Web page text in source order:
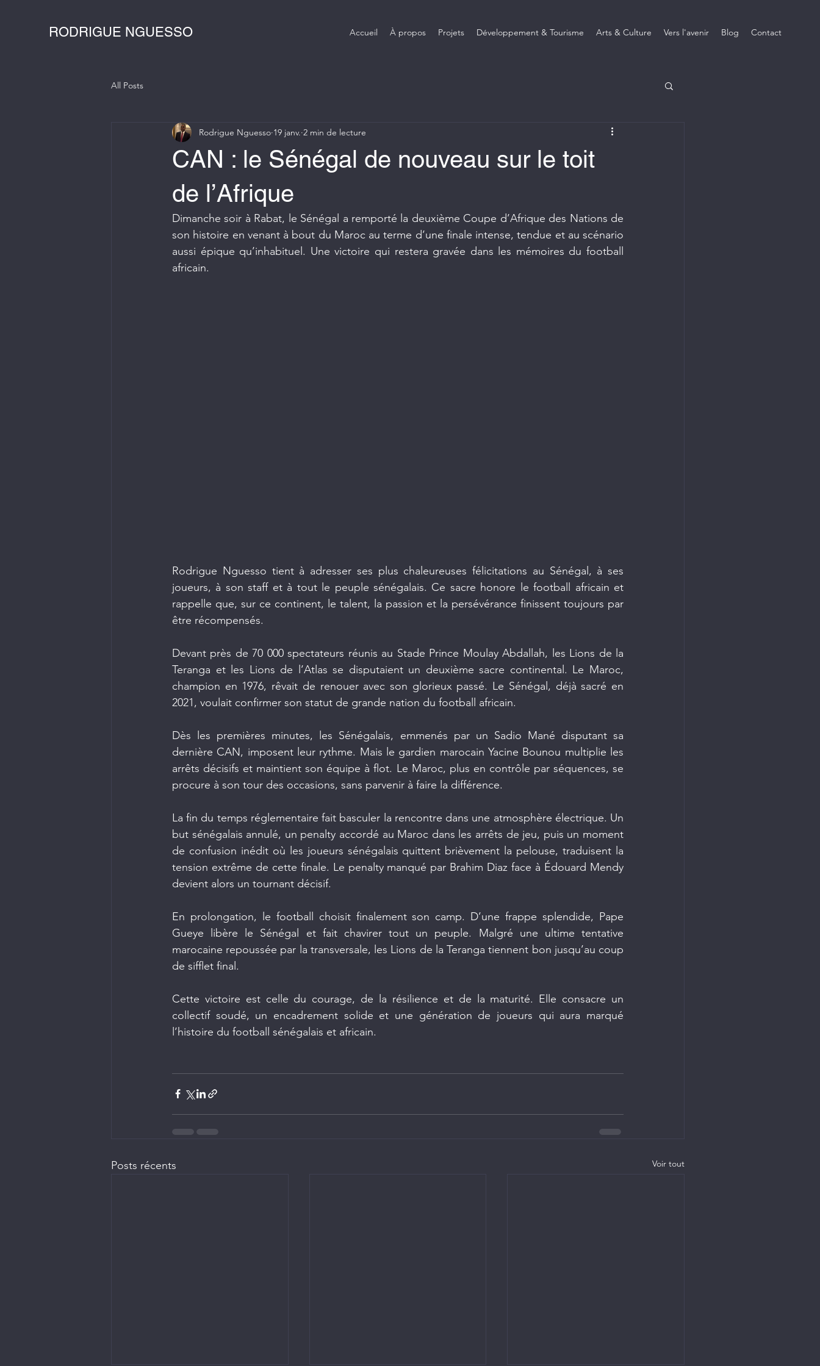
RODRIGUE NGUESSO Accueil À propos Projets Développement & Tourisme Arts & Culture Vers l'avenir Blog Contact
All Posts
CAN : le Sénégal de nouveau sur le toit
de l’Afrique
Rodrigue Nguesso 19 janv. 2 min de lecture
Dimanche soir à Rabat, le Sénégal a remporté la deuxième Coupe d’Afrique des Nations de
son histoire en venant à bout du Maroc au terme d’une finale intense, tendue et au scénario
aussi épique qu’inhabituel. Une victoire qui restera gravée dans les mémoires du football
africain.
Rodrigue Nguesso tient à adresser ses plus chaleureuses félicitations au Sénégal, à ses
joueurs, à son staff et à tout le peuple sénégalais. Ce sacre honore le football africain et
rappelle que, sur ce continent, le talent, la passion et la persévérance finissent toujours par
être récompensés.
Devant près de 70 000 spectateurs réunis au Stade Prince Moulay Abdallah, les Lions de la
Teranga et les Lions de l’Atlas se disputaient un deuxième sacre continental. Le Maroc,
champion en 1976, rêvait de renouer avec son glorieux passé. Le Sénégal, déjà sacré en
2021, voulait confirmer son statut de grande nation du football africain.
Dès les premières minutes, les Sénégalais, emmenés par un Sadio Mané disputant sa
dernière CAN, imposent leur rythme. Mais le gardien marocain Yacine Bounou multiplie les
arrêts décisifs et maintient son équipe à flot. Le Maroc, plus en contrôle par séquences, se
procure à son tour des occasions, sans parvenir à faire la différence.
La fin du temps réglementaire fait basculer la rencontre dans une atmosphère électrique. Un
but sénégalais annulé, un penalty accordé au Maroc dans les arrêts de jeu, puis un moment
de confusion inédit où les joueurs sénégalais quittent brièvement la pelouse, traduisent la
tension extrême de cette finale. Le penalty manqué par Brahim Diaz face à Édouard Mendy
devient alors un tournant décisif.
En prolongation, le football choisit finalement son camp. D’une frappe splendide, Pape
Gueye libère le Sénégal et fait chavirer tout un peuple. Malgré une ultime tentative
marocaine repoussée par la transversale, les Lions de la Teranga tiennent bon jusqu’au coup
de sifflet final.
Cette victoire est celle du courage, de la résilience et de la maturité. Elle consacre un
collectif soudé, un encadrement solide et une génération de joueurs qui aura marqué
l’histoire du football sénégalais et africain.
Posts récents Voir tout